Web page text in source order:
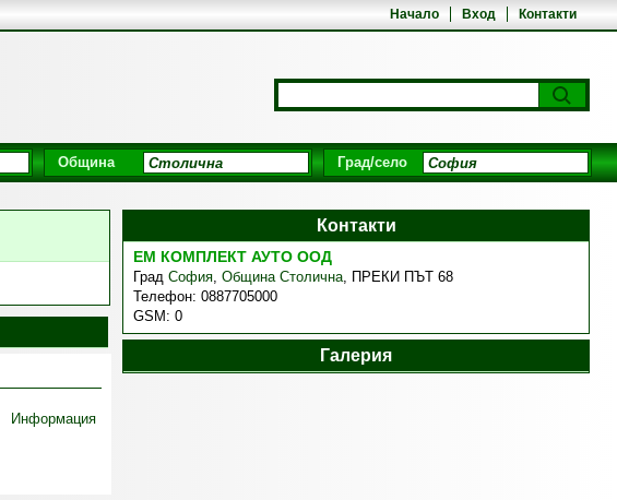
Начало Вход Контакти
Община Град/село
Контакти
ЕМ КОМПЛЕКТ АУТО ООД
Град София, Община Столична, ПРЕКИ ПЪТ 68
Телефон: 0887705000
GSM: 0
Галерия
Информация